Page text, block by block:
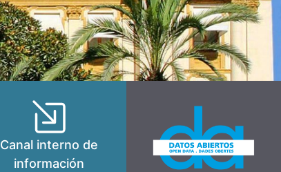
Canal interno de
información